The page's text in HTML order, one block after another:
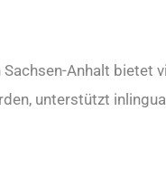
Anhalt
unterstützt